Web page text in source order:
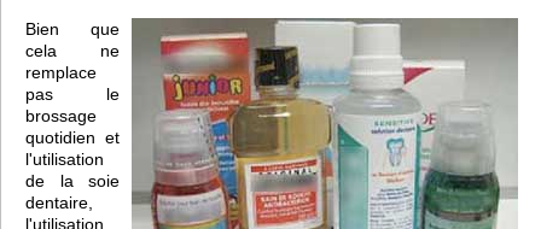
Bien que
cela ne
remplace
pas le
brossage
quotidien et
l'utilisation
de la soie
dentaire,
l'utilisation